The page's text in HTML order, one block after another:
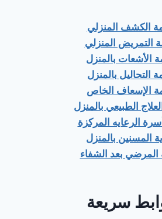
الكشف المنزلي
التمريض المنزلي
الأشعات بالمنزل
التحاليل بالمنزل
الإسعاف الخاص
الطبيعي بالمنزل
الرعايه المركزة
المسنين بالمنزل
المرضي بعد الشفاء
سريعة